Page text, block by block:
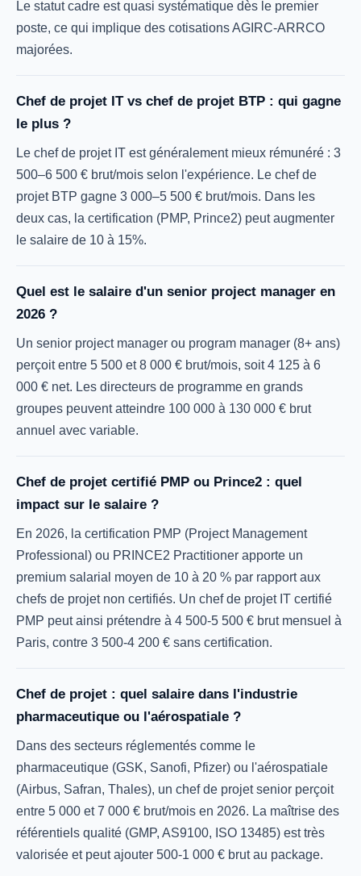
Le statut cadre est quasi systématique dès le premier
poste, ce qui implique des cotisations AGIRC-ARRCO
majorées.
Chef de projet IT vs chef de projet BTP : qui gagne
le plus ?
Le chef de projet IT est généralement mieux rémunéré : 3
500–6 500 € brut/mois selon l'expérience. Le chef de
projet BTP gagne 3 000–5 500 € brut/mois. Dans les
deux cas, la certification (PMP, Prince2) peut augmenter
le salaire de 10 à 15%.
Quel est le salaire d'un senior project manager en
2026 ?
Un senior project manager ou program manager (8+ ans)
perçoit entre 5 500 et 8 000 € brut/mois, soit 4 125 à 6
000 € net. Les directeurs de programme en grands
groupes peuvent atteindre 100 000 à 130 000 € brut
annuel avec variable.
Chef de projet certifié PMP ou Prince2 : quel
impact sur le salaire ?
En 2026, la certification PMP (Project Management
Professional) ou PRINCE2 Practitioner apporte un
premium salarial moyen de 10 à 20 % par rapport aux
chefs de projet non certifiés. Un chef de projet IT certifié
PMP peut ainsi prétendre à 4 500-5 500 € brut mensuel à
Paris, contre 3 500-4 200 € sans certification.
Chef de projet : quel salaire dans l'industrie
pharmaceutique ou l'aérospatiale ?
Dans des secteurs réglementés comme le
pharmaceutique (GSK, Sanofi, Pfizer) ou l'aérospatiale
(Airbus, Safran, Thales), un chef de projet senior perçoit
entre 5 000 et 7 000 € brut/mois en 2026. La maîtrise des
référentiels qualité (GMP, AS9100, ISO 13485) est très
valorisée et peut ajouter 500-1 000 € brut au package.